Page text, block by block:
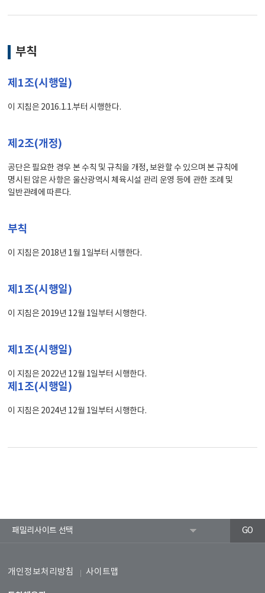
부칙
제1조(시행일)
이 지침은 2016.1.1.부터 시행한다.
제2조(개정)
공단은 필요한 경우 본 수칙 및 규칙을 개정, 보완할 수 있으며 본 규칙에
명시된 않은 사항은 울산광역시 체육시설 관리 운영 등에 관한 조례 및
일반관례에 따른다.
부칙
이 지침은 2018년 1월 1일부터 시행한다.
제1조(시행일)
이 지침은 2019년 12월 1일부터 시행한다.
제1조(시행일)
이 지침은 2022년 12월 1일부터 시행한다.
제1조(시행일)
이 지침은 2024년 12월 1일부터 시행한다.
개인정보처리방침 사이트맵